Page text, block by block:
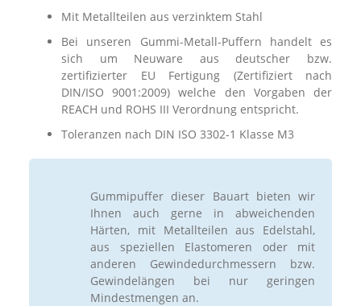
Mit Metallteilen aus verzinktem Stahl
Bei unseren Gummi-Metall-Puffern handelt es
sich um Neuware aus deutscher bzw.
zertifizierter EU Fertigung (Zertifiziert nach
DIN/ISO 9001:2009) welche den Vorgaben der
REACH und ROHS III Verordnung entspricht.
Toleranzen nach DIN ISO 3302-1 Klasse M3
Gummipuffer dieser Bauart bieten wir
Ihnen auch gerne in abweichenden
Härten, mit Metallteilen aus Edelstahl,
aus speziellen Elastomeren oder mit
anderen Gewindedurchmessern bzw.
Gewindelängen bei nur geringen
Mindestmengen an.